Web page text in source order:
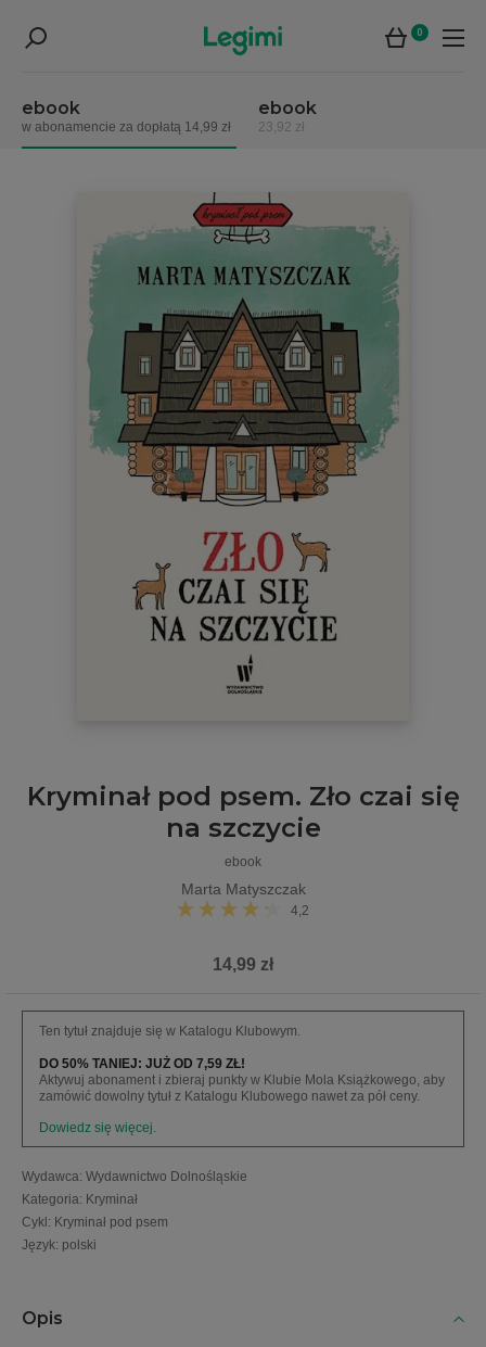
0
ebook
w abonamencie za dopłatą 14,99 zł
ebook
23,92 zł
Kryminał pod psem. Zło czai się
na szczycie
ebook
Marta Matyszczak
4,2
14,99 zł
Ten tytuł znajduje się w Katalogu Klubowym.
DO 50% TANIEJ: JUŻ OD 7,59 ZŁ!
Aktywuj abonament i zbieraj punkty w Klubie Mola Książkowego, aby
zamówić dowolny tytuł z Katalogu Klubowego nawet za pół ceny.
Dowiedz się więcej.
Wydawca: Wydawnictwo Dolnośląskie
Kategoria: Kryminał
Cykl : Kryminał pod psem
Język: polski
Opis